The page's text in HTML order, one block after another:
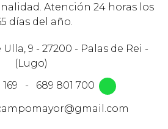
Atención 24 horas los
días del año.
9 - 27200 - Palas de Rei -
(Lugo)
-
689 801 700